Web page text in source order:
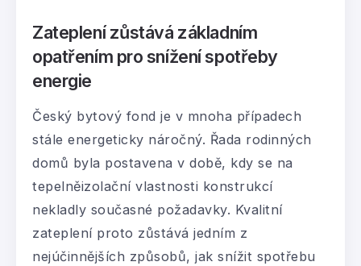
Zateplení zůstává základním
opatřením pro snížení spotřeby
energie
Český bytový fond je v mnoha případech
stále energeticky náročný. Řada rodinných
domů byla postavena v době, kdy se na
tepelněizolační vlastnosti konstrukcí
nekladly současné požadavky. Kvalitní
zateplení proto zůstává jedním z
nejúčinnějších způsobů, jak snížit spotřebu